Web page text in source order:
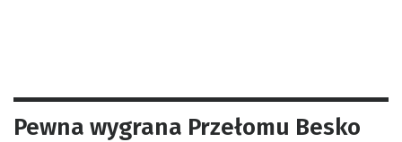
Pewna wygrana Przełomu Besko